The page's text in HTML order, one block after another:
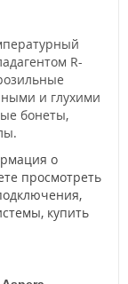
R-
и глухими
бонеты,
о
просмотреть
купить